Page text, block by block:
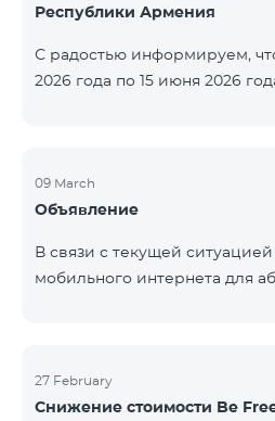
обращаться в компанию
Республики Армения
С радостью информируем,
2026 года по 15 июня 2026
Региональный будут
подключении на 12 месяцев с
пакет COMBO 4 9900 также
скидкой 25% сроком на 12
09 March
Объявление
В связи с текущей
мобильного интернета для
Дополнительная информация
предоставлена в случае
27 February
Снижение стоимости Be